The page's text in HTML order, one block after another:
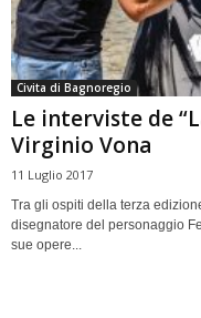
Civita di Bagnoregio
Le interviste de
Virginio Vona
11 Luglio 2017
Tra gli ospiti della terza
disegnatore del personaggio
sue opere...